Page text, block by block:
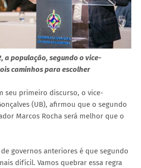
a população, segundo o vice-
caminhos para escolher
seu primeiro discurso, o vice-
(UB), afirmou que o segundo
Marcos Rocha será melhor que o
governos anteriores é que segundo
difícil. Vamos quebrar essa regra